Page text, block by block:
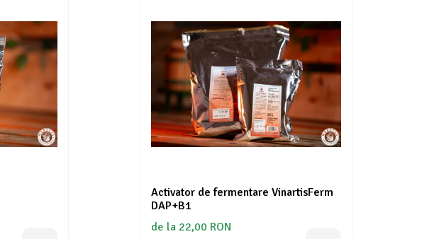
Activator de fermentare VinartisFerm
DAP+B1
de la 22,00 RON